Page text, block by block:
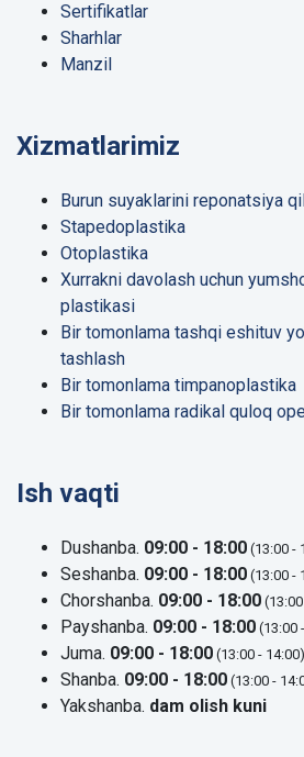
Sertifikatlar
Sharhlar
Manzil
Xizmatlarimiz
Burun suyaklarini reponatsiya
Stapedoplastika
Otoplastika
Xurrakni davolash uchun
plastikasi
Bir tomonlama tashqi eshituv
tashlash
Bir tomonlama timpanoplastika
Bir tomonlama radikal quloq
Ish vaqti
Dushanba. 09:00 - 18:00 (13:00 -
Seshanba. 09:00 - 18:00 (13:00 -
Chorshanba. 09:00 - 18:00
Payshanba. 09:00 - 18:00 (13:00
Juma. 09:00 - 18:00 (13:00 - 14:00)
Shanba. 09:00 - 18:00 (13:00 -
Yakshanba. dam olish kuni